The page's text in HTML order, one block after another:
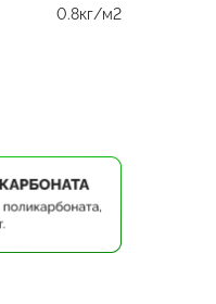
0.8кг/м2